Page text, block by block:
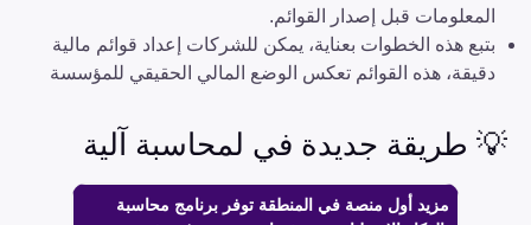
المعلومات قبل إصدار القوائم.
بتبع هذه الخطوات بعناية، يمكن للشركات إعداد قوائم مالية
دقيقة، هذه القوائم تعكس الوضع المالي الحقيقي للمؤسسة
💡 طريقة جديدة في لمحاسبة آلية
مزيد أول منصة في المنطقة توفر برنامج محاسبة